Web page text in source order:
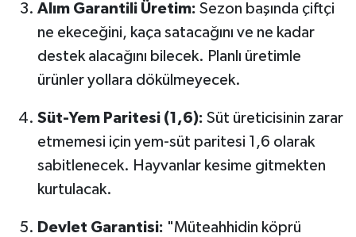
Alım Garantili Üretim: Sezon başında çiftçi
ne ekeceğini, kaça satacağını ve ne kadar
destek alacağını bilecek. Planlı üretimle
ürünler yollara dökülmeyecek.
Süt-Yem Paritesi (1,6): Süt üreticisinin zarar
etmemesi için yem-süt paritesi 1,6 olarak
sabitlenecek. Hayvanlar kesime gitmekten
kurtulacak.
Devlet Garantisi: "Müteahhidin köprü